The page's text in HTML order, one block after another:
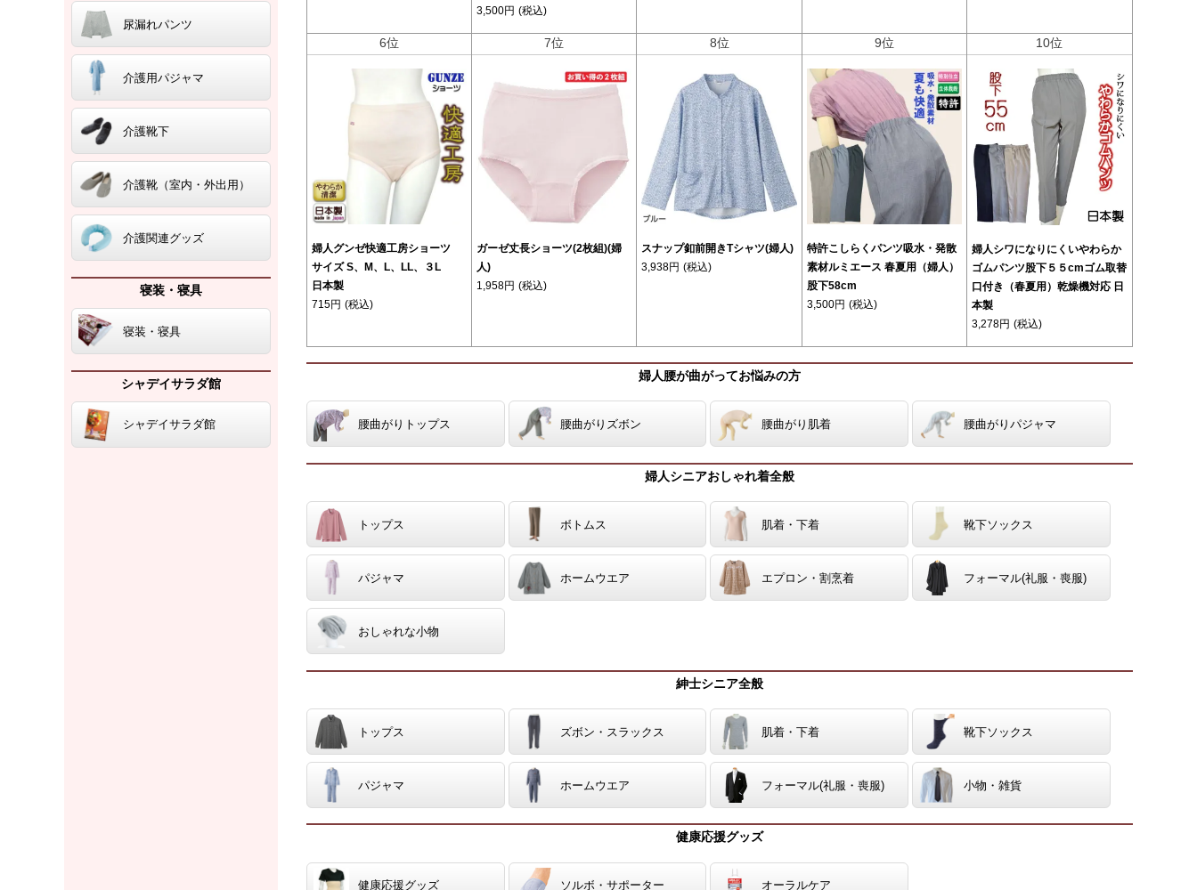
尿漏れパンツ
介護用パジャマ
介護靴下
介護靴（室内・外出用）
介護関連グッズ
寝装・寝具
寝装・寝具
シャデイサラダ館
シャデイサラダ館
3,500円 (税込)
6位
婦人グンゼ快適工房ショーツ
サイズ S、M、L、LL、３L
日本製
715円 (税込)
7位
ガーゼ丈長ショーツ(2枚組)(婦
人)
1,958円 (税込)
8位
スナップ釦前開きTシャツ(婦人)
3,938円 (税込)
9位
特許こしらくパンツ吸水・発散
素材ルミエース 春夏用（婦人）
股下58cm
3,500円 (税込)
10位
婦人シワになりにくいやわらか
ゴムパンツ股下５５cmゴム取替
口付き（春夏用）乾燥機対応 日
本製
3,278円 (税込)
婦人腰が曲がってお悩みの方
腰曲がりトップス 腰曲がりズボン 腰曲がり肌着 腰曲がりパジャマ
婦人シニアおしゃれ着全般
トップス ボトムス 肌着・下着 靴下ソックス
パジャマ ホームウエア エプロン・割烹着 フォーマル(礼服・喪服)
おしゃれな小物
紳士シニア全般
トップス ズボン・スラックス 肌着・下着 靴下ソックス
パジャマ ホームウエア フォーマル(礼服・喪服) 小物・雑貨
健康応援グッズ
健康応援グッズ ソルボ・サポーター オーラルケア